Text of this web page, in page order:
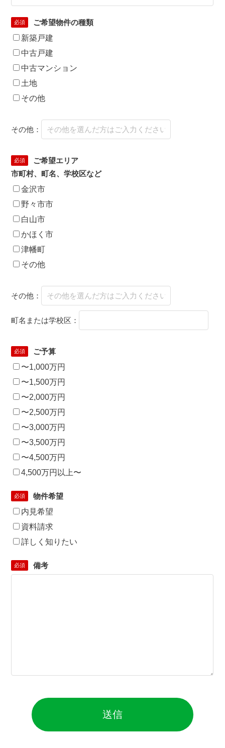
必須
ご希望物件の種類
新築戸建
中古戸建
中古マンション
土地
その他
その他：
必須
ご希望エリア
市町村、町名、学校区など
金沢市
野々市市
白山市
かほく市
津幡町
その他
その他：
町名または学校区：
必須
ご予算
〜1,000万円
〜1,500万円
〜2,000万円
〜2,500万円
〜3,000万円
〜3,500万円
〜4,500万円
4,500万円以上〜
必須
物件希望
内見希望
資料請求
詳しく知りたい
必須 備考